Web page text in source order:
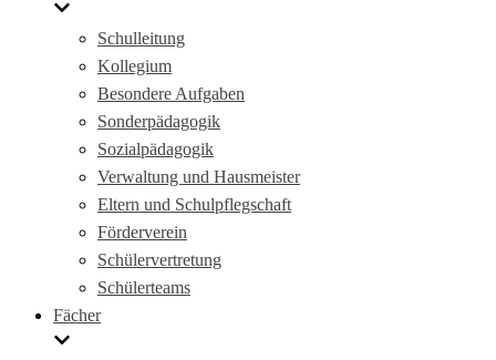
Schulleitung
Kollegium
Besondere Aufgaben
Sonderpädagogik
Sozialpädagogik
Verwaltung und Hausmeister
Eltern und Schulpflegschaft
Förderverein
Schülervertretung
Schülerteams
Fächer